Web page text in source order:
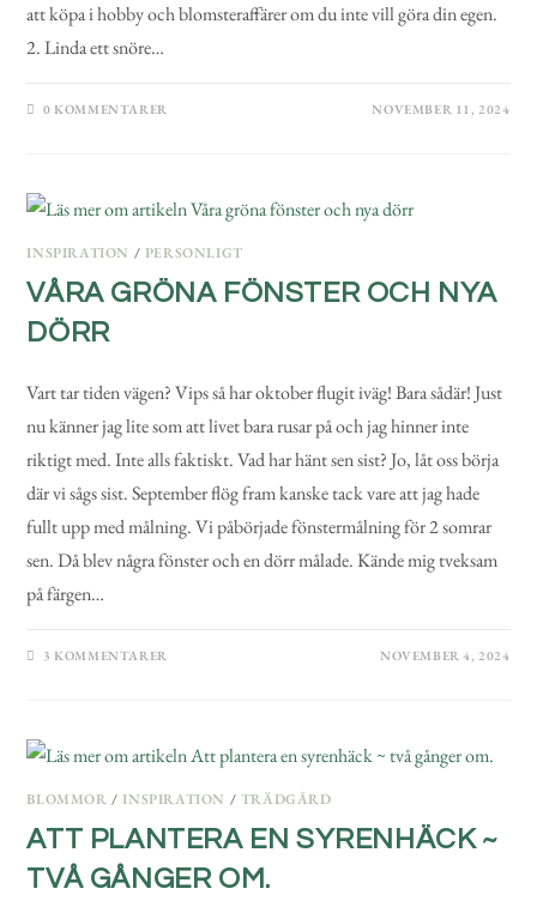
att köpa i hobby och blomsteraffärer om du inte vill göra din egen.
2. Linda ett snöre…
0 KOMMENTARER NOVEMBER 11, 2024
INSPIRATION / PERSONLIGT
VÅRA GRÖNA FÖNSTER OCH NYA
DÖRR
Vart tar tiden vägen? Vips så har oktober flugit iväg! Bara sådär! Just
nu känner jag lite som att livet bara rusar på och jag hinner inte
riktigt med. Inte alls faktiskt. Vad har hänt sen sist? Jo, låt oss börja
där vi sågs sist. September flög fram kanske tack vare att jag hade
fullt upp med målning. Vi påbörjade fönstermålning för 2 somrar
sen. Då blev några fönster och en dörr målade. Kände mig tveksam
på färgen…
3 KOMMENTARER NOVEMBER 4, 2024
BLOMMOR /INSPIRATION / TRÄDGÅRD
ATT PLANTERA EN SYRENHÄCK ~
TVÅ GÅNGER OM.